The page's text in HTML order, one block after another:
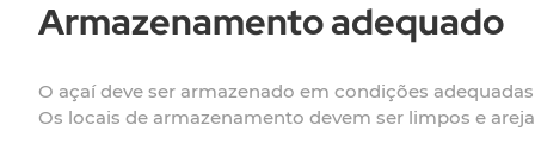
Armazenamento adequado
O açaí deve ser armazenado em condições
Os locais de armazenamento devem ser limpos e